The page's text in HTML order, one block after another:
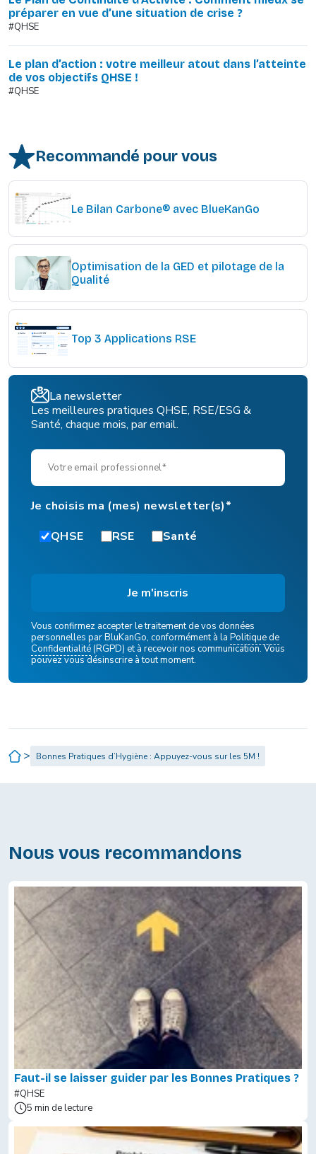
préparer en vue d’une situation de crise ?
#QHSE
Le plan d’action : votre meilleur atout dans l’atteinte
de vos objectifs QHSE !
#QHSE
Recommandé pour vous
Le Bilan Carbone® avec BlueKanGo
Optimisation de la GED et pilotage de la
Qualité
Top 3 Applications RSE
La newsletter
Les meilleures pratiques QHSE, RSE/ESG &
Santé, chaque mois, par email.
Je choisis ma (mes) newsletter(s)*
QHSE
RSE Santé
Vous confirmez accepter le traitement de vos données
personnelles par BluKanGo, conformément à la Politique de
Confidentialité(RGPD) et à recevoir nos communication. Vous
pouvez vous désinscrire à tout moment.
> Bonnes Pratiques d’Hygiène : Appuyez-vous sur les 5M !
Nous vous recommandons
Faut-il se laisser guider par les Bonnes Pratiques ?
#QHSE
5 min de lecture